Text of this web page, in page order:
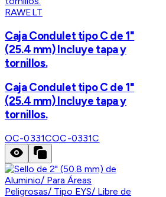
RAWELT
Caja Condulet tipo C de 1"
(25.4 mm) Incluye tapa y
tornillos.
Caja Condulet tipo C de 1"
(25.4 mm) Incluye tapa y
tornillos.
OC-0331COC-0331C